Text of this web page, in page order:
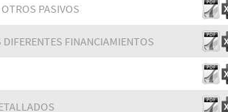
PASIVOS
FINANCIAMIENTOS